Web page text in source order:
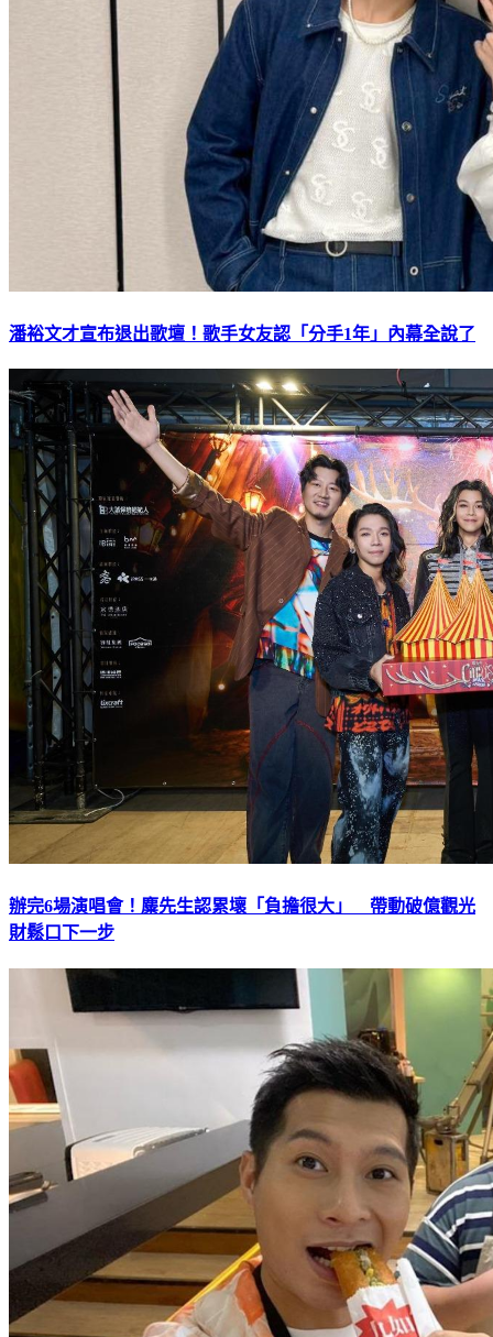
辦完6場演唱會！麋先生認累壞「負擔很大」 帶動破億觀光